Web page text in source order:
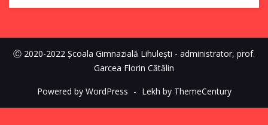
Ⓒ 2020-2022 Școala Gimnazială Lihulești - administrator, prof.
Garcea Florin Cătălin
Powered by WordPress - Lekh by ThemeCentury